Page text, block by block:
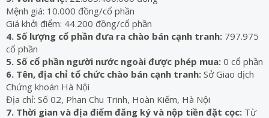
Mệnh giá: 10.000 đồng/cổ phần
Giá khởi điểm: 44.200 đồng/cổ phần
4. Số lượng cổ phần đưa ra chào bán cạnh tranh: 797.975
cổ phần
5. Số cổ phần người nước ngoài được phép mua: 0 cổ phần
6. Tên, địa chỉ tổ chức chào bán cạnh tranh: Sở Giao dịch
Chứng khoán Hà Nội
Địa chỉ: Số 02, Phan Chu Trinh, Hoàn Kiếm, Hà Nội
7. Thời gian và địa điểm đăng ký và nộp tiền đặt cọc: Từ